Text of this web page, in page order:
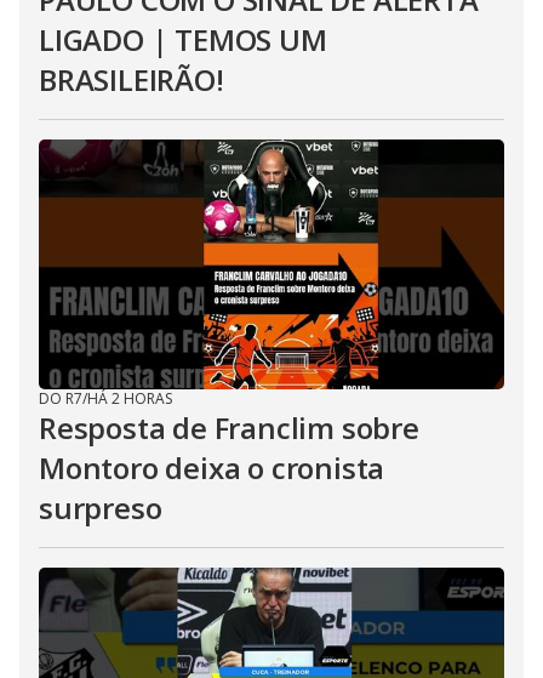
LIGADO | TEMOS UM
BRASILEIRÃO!
DO R7/HÁ 2 HORAS
Resposta de Franclim sobre
Montoro deixa o cronista
surpreso